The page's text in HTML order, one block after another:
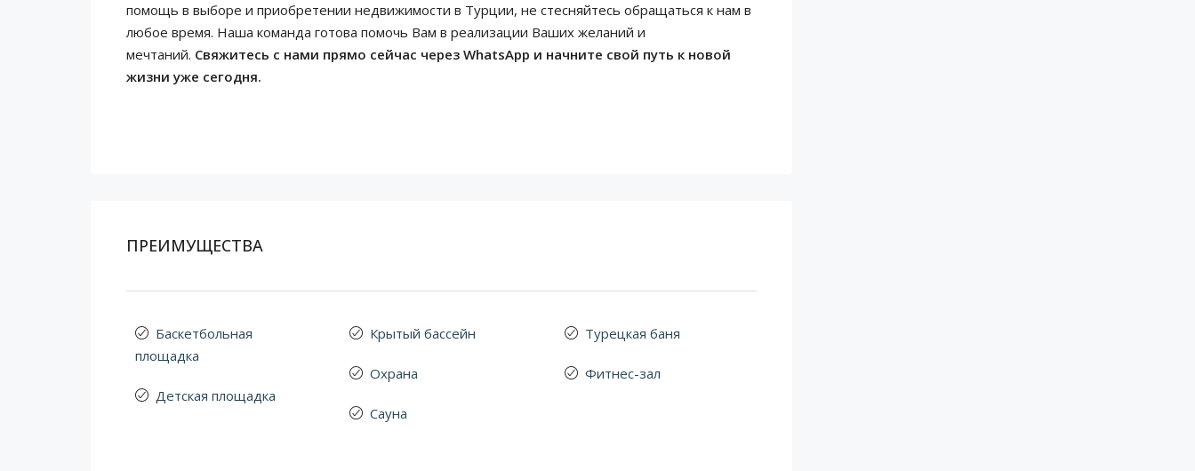
помощь в выборе и приобретении недвижимости в Турции, не стесняйтесь обращаться к нам в
любое время. Наша команда готова помочь Вам в реализации Ваших желаний и
мечтаний. Свяжитесь с нами прямо сейчас через WhatsApp и начните свой путь к новой
жизни уже сегодня.
ПРЕИМУЩЕСТВА
Баскетбольная
площадка
Детская площадка
Крытый бассейн
Охрана
Сауна
Турецкая баня
Фитнес-зал